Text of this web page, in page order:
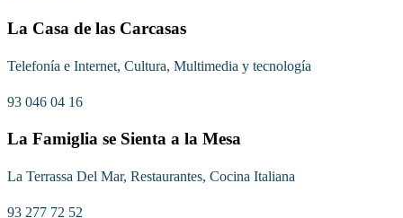
La Casa de las Carcasas
Telefonía e Internet, Cultura, Multimedia y tecnología
93 046 04 16
La Famiglia se Sienta a la Mesa
La Terrassa Del Mar, Restaurantes, Cocina Italiana
93 277 72 52